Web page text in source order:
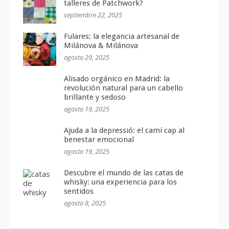
talleres de Patchwork?
septiembre 22, 2025
Fulares: la elegancia artesanal de
Milánova & Milánova
agosto 29, 2025
Alisado orgánico en Madrid: la
revolución natural para un cabello
brillante y sedoso
agosto 19, 2025
Ajuda a la depressió: el camí cap al
benestar emocional
agosto 19, 2025
Descubre el mundo de las catas de
whisky: una experiencia para los
sentidos
agosto 8, 2025